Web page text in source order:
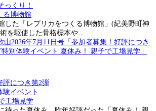
っくり！
る博物館
した「レプリカをつくる博物館」(紀美野町神
を駆使した骨格標本や…
評につき第2弾
験イベント
工場見学